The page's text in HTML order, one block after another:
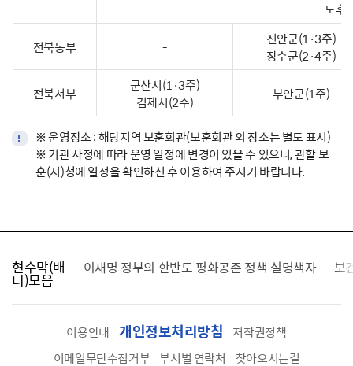
노후
전북동부 -
진안군(1·3주)
장수군(2·4주)
전북서부
군산시(1·3주)
김제시(2주)
부안군(1주)
※ 운영장소 : 해당지역 보훈회관(보훈회관 외 장소는 별도 표시)
※ 기관 사정에 따라 운영 일정에 변경이 있을 수 있으니, 관할 보
훈(지)청에 일정을 확인하신 후 이용하여 주시기 바랍니다.
현수막(배
너)모음
찾습니다 이재명 정부의 한반도 평화공존 정책 설명책자 보
이용안내 개인정보처리방침
저작권정책
이메일무단수집거부 부서별 연락처
찾아오시는길